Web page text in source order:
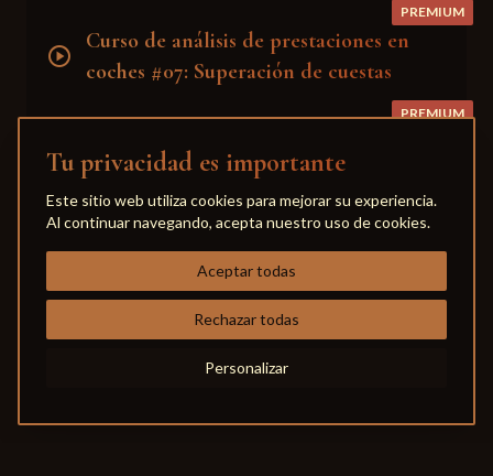
PREMIUM
play_circle
Curso de análisis de prestaciones en
coches #07: Superación de cuestas
PREMIUM
play_circle
coches #08: Consumo de combustible
PREMIUM
play_circle
coches #09: Análisis de mejoras
Curso de análisis de prestaciones en
coches #10: Influencia de la mejora
Tu privacidad es importante
Este sitio web utiliza cookies para mejorar su experiencia.
Al continuar navegando, acepta nuestro uso de cookies.
Personalizar
Rechazar todas
Aceptar todas